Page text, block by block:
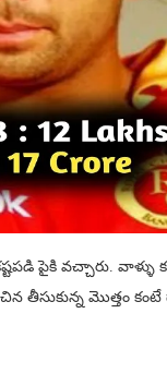
పైకి వచ్చారు.
తీసుకున్న మొత్తం కంటే